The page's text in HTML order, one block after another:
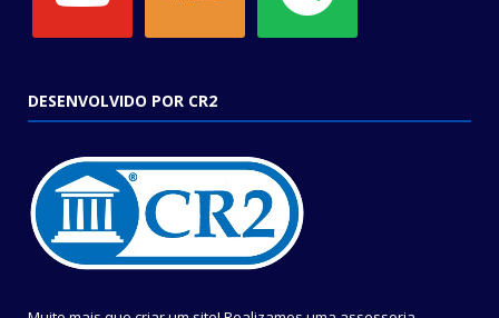
DESENVOLVIDO POR CR2